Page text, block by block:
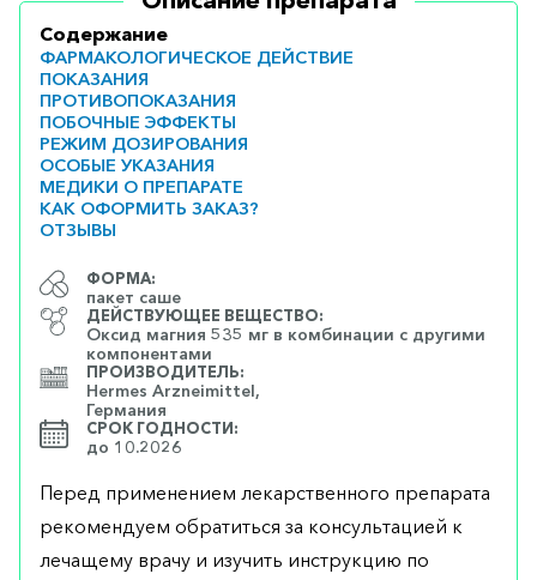
Содержание
ФАРМАКОЛОГИЧЕСКОЕ ДЕЙСТВИЕ
ПОКАЗАНИЯ
ПРОТИВОПОКАЗАНИЯ
ПОБОЧНЫЕ ЭФФЕКТЫ
РЕЖИМ ДОЗИРОВАНИЯ
ОСОБЫЕ УКАЗАНИЯ
МЕДИКИ О ПРЕПАРАТЕ
КАК ОФОРМИТЬ ЗАКАЗ?
ОТЗЫВЫ
ФОРМА:
пакет саше
ДЕЙСТВУЮЩЕЕ ВЕЩЕСТВО:
Оксид магния 535 мг в комбинации с другими
компонентами
ПРОИЗВОДИТЕЛЬ:
Hermes Arzneimittel,
Германия
СРОК ГОДНОСТИ:
до 10.2026
Перед применением лекарственного препарата
рекомендуем обратиться за консультацией к
лечащему врачу и изучить инструкцию по